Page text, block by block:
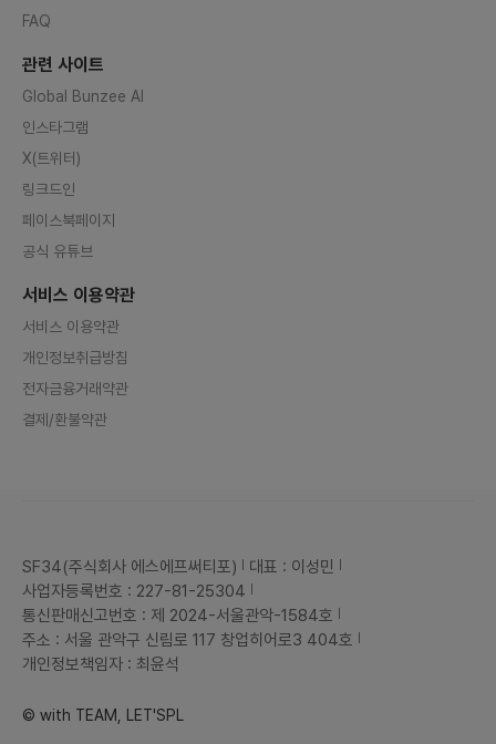
FAQ
관련 사이트
Global Bunzee AI
인스타그램
X(트위터)
링크드인
페이스북페이지
공식 유튜브
서비스 이용약관
서비스 이용약관
개인정보취급방침
전자금융거래약관
결제/환불약관
SF34(주식회사 에스에프써티포)
대표 : 이성민
사업자등록번호 : 227-81-25304
통신판매신고번호 : 제 2024-서울관악-1584호
주소 : 서울 관악구 신림로 117 창업히어로3 404호
개인정보책임자 : 최윤석
© with TEAM, LET'SPL